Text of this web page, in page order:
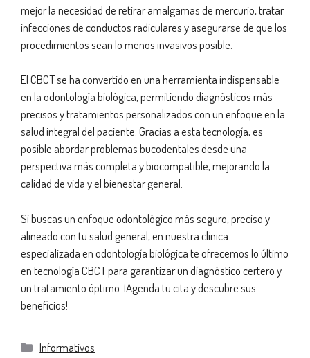
mejor la necesidad de retirar amalgamas de mercurio, tratar
infecciones de conductos radiculares y asegurarse de que los
procedimientos sean lo menos invasivos posible.
El CBCT se ha convertido en una herramienta indispensable
en la odontología biológica, permitiendo diagnósticos más
precisos y tratamientos personalizados con un enfoque en la
salud integral del paciente. Gracias a esta tecnología, es
posible abordar problemas bucodentales desde una
perspectiva más completa y biocompatible, mejorando la
calidad de vida y el bienestar general.
Si buscas un enfoque odontológico más seguro, preciso y
alineado con tu salud general, en nuestra clínica
especializada en odontología biológica te ofrecemos lo último
en tecnología CBCT para garantizar un diagnóstico certero y
un tratamiento óptimo. ¡Agenda tu cita y descubre sus
beneficios!
Informativos